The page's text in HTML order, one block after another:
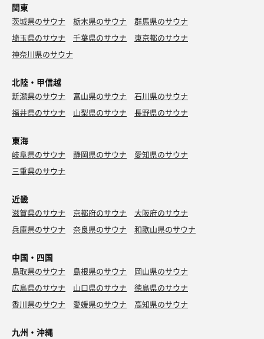
関東
茨城県のサウナ 栃木県のサウナ
群馬県のサウナ
埼玉県のサウナ
千葉県のサウナ
東京都のサウナ
神奈川県のサウナ
北陸・甲信越
新潟県のサウナ 富山県のサウナ
石川県のサウナ
福井県のサウナ
山梨県のサウナ 長野県のサウナ
東海
岐阜県のサウナ 静岡県のサウナ
愛知県のサウナ
三重県のサウナ
近畿
滋賀県のサウナ 京都府のサウナ
大阪府のサウナ
兵庫県のサウナ
奈良県のサウナ 和歌山県のサウナ
中国・四国
鳥取県のサウナ 島根県のサウナ
岡山県のサウナ
広島県のサウナ
山口県のサウナ
徳島県のサウナ
香川県のサウナ
愛媛県のサウナ 高知県のサウナ
九州・沖縄